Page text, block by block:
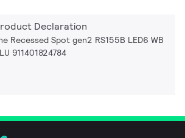
Declaration
Recessed Spot gen2 RS155B LED6 WB
911401824784